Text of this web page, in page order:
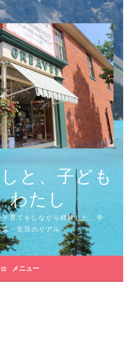
と、子ども
わたし
育てをしながら経験した、学
葉・生活のリアル
メニュー